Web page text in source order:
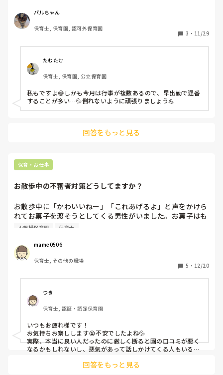
双極性障害の鬱期にあたるので更にきついです。12月を乗り
切れるか心配です。みなさんのシフトはどうですか？？
パルちゃん
保育士, 保育園, 認可外保育園
3 ・ 11/29
たむたむ
保育士, 保育園, 公立保育園
私もですよ😅しかも今月は行事が複数あるので、早出勤で遅番
することが多い…💦倒れないように頑張りましょう💪
回答をもっと見る
保育・お仕事
お散歩中の不審者対策どうしてますか？
お散歩中に「かわいいねー」「これあげるよ」と声をかけら
れてお菓子を渡そうとしてくる男性がいました。お菓子はも
らえないと断りましたが、しつこく渡そうとしてきました。
ちょっと浮浪者に見えてしまう様な身なりの方だったので余
計に怖くて園に戻ってこられて安堵しました。あの時、断っ
た事で逆上したり追いかけられたらどう対応したら良かった
のかなと，考えてしまいました。不審者かもしれないので警
察にも報告し、「そんな時は警察に電話してください」とア
ドバイスも受けたのですが…実際は電話できるのかな？と思
ってしまいました。
皆さんの園ではこんな場面の時の対策は考えていますか？教
小規模保育園 保育士
mame0506
保育士, その他の職場
5 ・ 12/20
つき
保育士, 認証・認定保育園
いつもお疲れ様です！
お気持ちお察しします😭不安でしたよね💦
実際、本当に良い人だったのに厳しく断ると園の口コミが悪く
なるかもしれないし、悪気があって話しかけてくる人もいるか
たんだと思います！きっと保育士として子どもたちを守らなき
回答をもっと見る